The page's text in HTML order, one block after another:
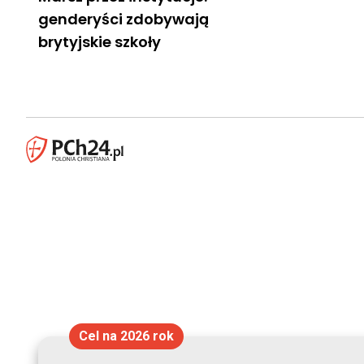
genderyści zdobywają
brytyjskie szkoły
Cel na 2026 rok